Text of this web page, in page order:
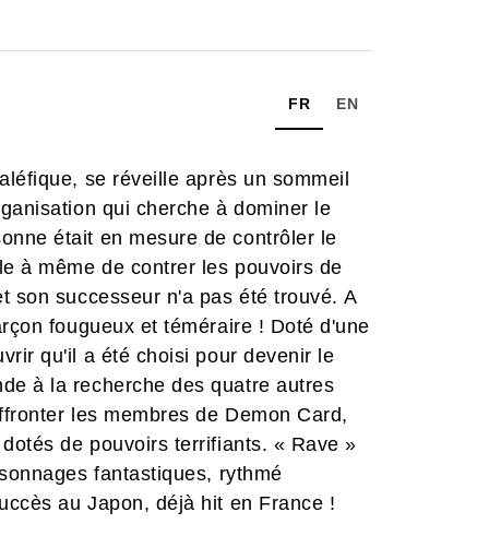
FR EN
se réveille après un sommeil
qui cherche à dominer le
était en mesure de contrôler le
à même de contrer les pouvoirs de
son successeur n'a pas été trouvé. A
fougueux et téméraire ! Doté d'une
qu'il a été choisi pour devenir le
à la recherche des quatre autres
les membres de Demon Card,
de pouvoirs terrifiants. « Rave »
fantastiques, rythmé
au Japon, déjà hit en France !